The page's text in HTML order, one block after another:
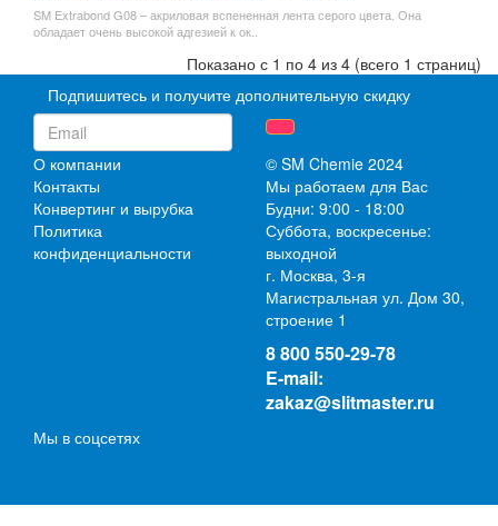
SM Extrabond G08 – акриловая вспененная лента серого цвета. Она
обладает очень высокой адгезией к ок..
Показано с 1 по 4 из 4 (всего 1 страниц)
Подпишитесь и получите дополнительную скидку
О компании
Контакты
Конвертинг и вырубка
Политика
конфиденциальности
© SM Chemie 2024
Мы работаем для Вас
Будни: 9:00 - 18:00
Суббота, воскресенье:
выходной
г. Москва, 3-я
Магистральная ул. Дом 30,
строение 1
8 800 550-29-78
E-mail:
zakaz@slitmaster.ru
Мы в соцсетях